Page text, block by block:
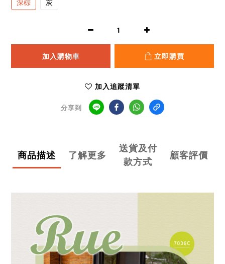
深棕 灰
加入購物車 立即購買
加入追蹤清單
分享到
商品描述 了解更多
送貨及付
款方式
顧客評價